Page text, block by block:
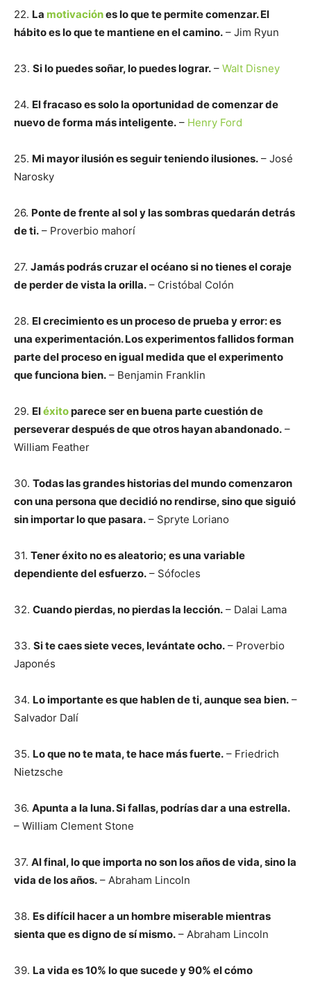
22. La motivaciónes lo que te permite comenzar. El
hábito es lo que te mantiene en el camino. – Jim Ryun
23. Si lo puedes soñar, lo puedes lograr. – Walt Disney
24. El fracaso es solo la oportunidad de comenzar de
nuevo de forma más inteligente. – Henry Ford
25. Mi mayor ilusión es seguir teniendo ilusiones. – José
Narosky
26. Ponte de frente al sol y las sombras quedarán detrás
de ti. – Proverbio mahorí
27. Jamás podrás cruzar el océano si no tienes el coraje
de perder de vista la orilla. – Cristóbal Colón
28. El crecimiento es un proceso de prueba y error: es
una experimentación. Los experimentos fallidos forman
parte del proceso en igual medida que el experimento
que funciona bien. – Benjamin Franklin
29. Eléxitoparece ser en buena parte cuestión de
perseverar después de que otros hayan abandonado. –
William Feather
30. Todas las grandes historias del mundo comenzaron
con una persona que decidió no rendirse, sino que siguió
sin importar lo que pasara. – Spryte Loriano
31. Tener éxito no es aleatorio; es una variable
dependiente del esfuerzo. – Sófocles
32. Cuando pierdas, no pierdas la lección. – Dalai Lama
33. Si te caes siete veces, levántate ocho. – Proverbio
Japonés
34. Lo importante es que hablen de ti, aunque sea bien. –
Salvador Dalí
35. Lo que no te mata, te hace más fuerte. – Friedrich
Nietzsche
36. Apunta a la luna. Si fallas, podrías dar a una estrella.
– William Clement Stone
37. Al final, lo que importa no son los años de vida, sino la
vida de los años. – Abraham Lincoln
38. Es difícil hacer a un hombre miserable mientras
sienta que es digno de sí mismo. – Abraham Lincoln
39. La vida es 10% lo que sucede y 90% el cómo